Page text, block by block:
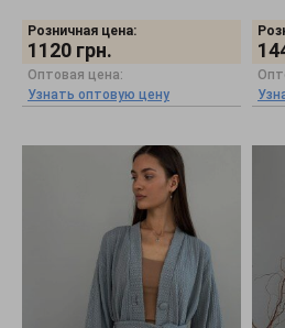
Розничная цена:
1120 грн.
Оптовая цена:
Узнать оптовую цену